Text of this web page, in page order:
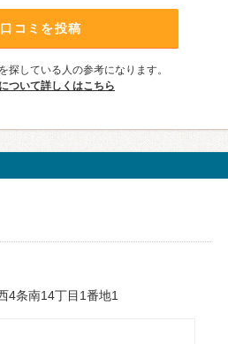
口コミを投稿
探している人の参考になります。
ついて詳しくはこちら
4条南14丁目1番地1